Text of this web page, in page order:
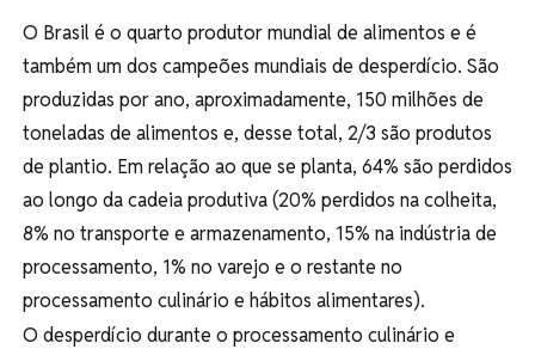
O Brasil é o quarto produtor mundial de alimentos e é
também um dos campeões mundiais de desperdício. São
produzidas por ano, aproximadamente, 150 milhões de
toneladas de alimentos e, desse total, 2/3 são produtos
de plantio. Em relação ao que se planta, 64% são perdidos
ao longo da cadeia produtiva (20% perdidos na colheita,
8% no transporte e armazenamento, 15% na indústria de
processamento, 1% no varejo e o restante no
processamento culinário e hábitos alimentares).
O desperdício durante o processamento culinário e